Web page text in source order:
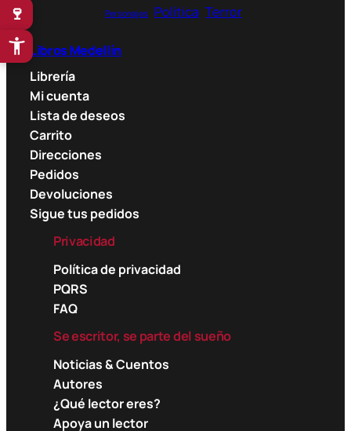
Personajes Política Terror
Libros Medellín
Librería
Mi cuenta
Lista de deseos
Carrito
Direcciones
Pedidos
Devoluciones
Sigue tus pedidos
Privacidad
Política de privacidad
PQRS
FAQ
Se escritor, se parte del sueño
Noticias & Cuentos
Autores
¿Qué lector eres?
Apoya un lector
🍷